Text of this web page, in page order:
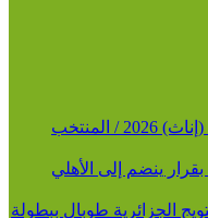
كرة اليد/مونديال أقل من 18 سنة (إناث) 2026 / المنتخب
ينضم إلى الأهلي
الجزائرية طوبال ببطولة